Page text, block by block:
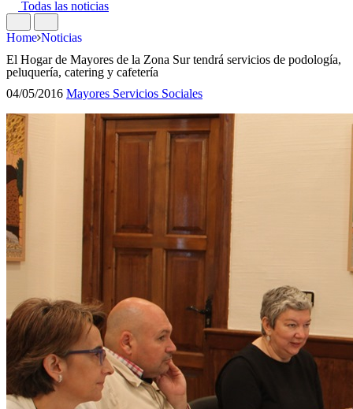
Todas las noticias
Home Noticias
El Hogar de Mayores de la Zona Sur tendrá servicios de podología,
peluquería, catering y cafetería
04/05/2016 Mayores Servicios Sociales